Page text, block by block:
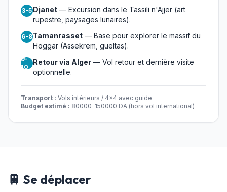
3-5 Djanet — Excursion dans le Tassili n'Ajjer (art
rupestre, paysages lunaires).
6-8Tamanrasset — Base pour explorer le massif du
Hoggar (Assekrem, gueltas).
9-
10
Retour via Alger — Vol retour et dernière visite
optionnelle.
Transport : Vols intérieurs / 4x4 avec guide
Budget estimé : 80000-150000 DA (hors vol international)
🚆 Se déplacer